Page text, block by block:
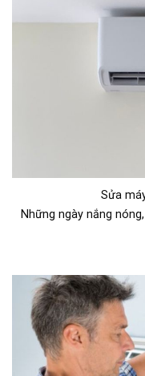
Sửa
Những ngày nắng